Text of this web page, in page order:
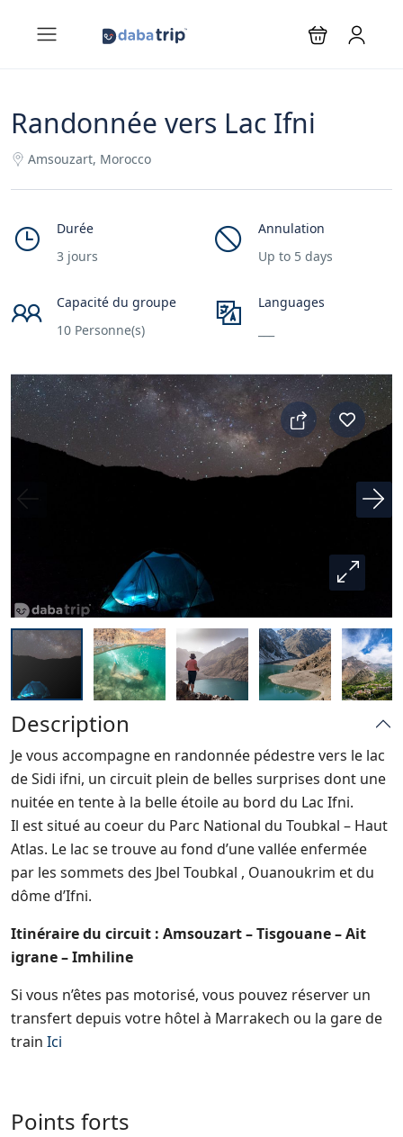
Randonnée vers Lac Ifni
Amsouzart, Morocco
Durée
3 jours
Annulation
Up to 5 days
Capacité du groupe
10 Personne(s)
Languages
Description
Je vous accompagne en randonnée pédestre vers le lac
de Sidi ifni, un circuit plein de belles surprises dont une
nuitée en tente à la belle étoile au bord du Lac Ifni.
Il est situé au coeur du Parc National du Toubkal – Haut
Atlas. Le lac se trouve au fond d’une vallée enfermée
par les sommets des Jbel Toubkal , Ouanoukrim et du
dôme d’Ifni.
Itinéraire du circuit : Amsouzart – Tisgouane – Ait
igrane – Imhiline
Si vous n’êtes pas motorisé, vous pouvez réserver un
transfert depuis votre hôtel à Marrakech ou la gare de
train Ici
Points forts